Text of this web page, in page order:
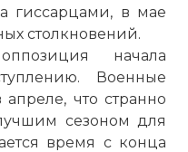
гиссарцами, в мае
столкновений.
начала
Военные
что странно
сезоном для
время с конца